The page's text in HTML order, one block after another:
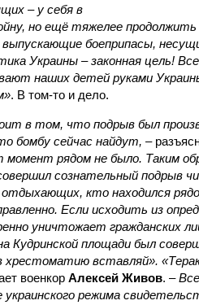
– у себя в
но ещё тяжелее продолжить
боеприпасы,
Украины – законная цель!
наших детей руками
. В том-то и дело.
в том, что подрыв был
бомбу сейчас найдут, –
рядом не было. Таким
сознательный подрыв
отдыхающих, кто находился
Если исходить из
уничтожает гражданских
Кудринской площади был
хрестоматию вставляй».
военкор Алексей Живов. –Все
украинского режима